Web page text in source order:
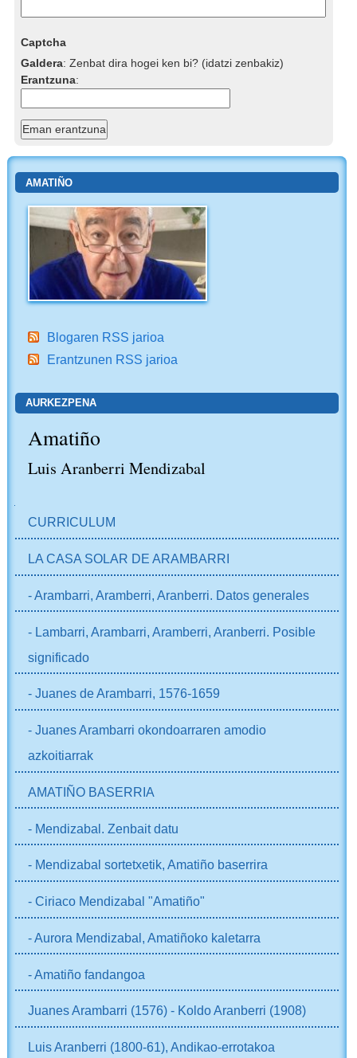
Captcha
Galdera:Zenbat dira hogei ken bi? (idatzi zenbakiz)
Erantzuna:
AMATIÑO
Blogaren RSS jarioa
Erantzunen RSS jarioa
AURKEZPENA
Amatiño
Luis Aranberri Mendizabal
CURRICULUM
LA CASA SOLAR DE ARAMBARRI
- Arambarri, Aramberri, Aranberri. Datos generales
- Lambarri, Arambarri, Aramberri, Aranberri. Posible
significado
- Juanes de Arambarri, 1576-1659
- Juanes Arambarri okondoarraren amodio
azkoitiarrak
AMATIÑO BASERRIA
- Mendizabal. Zenbait datu
- Mendizabal sortetxetik, Amatiño baserrira
- Ciriaco Mendizabal "Amatiño"
- Aurora Mendizabal, Amatiñoko kaletarra
- Amatiño fandangoa
Juanes Arambarri (1576) - Koldo Aranberri (1908)
Luis Aranberri (1800-61), Andikao-errotakoa